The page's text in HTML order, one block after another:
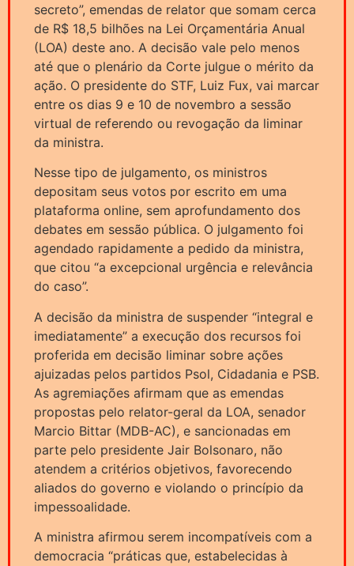
secreto”, emendas de relator que somam cerca
de R$ 18,5 bilhões na Lei Orçamentária Anual
(LOA) deste ano. A decisão vale pelo menos
até que o plenário da Corte julgue o mérito da
ação. O presidente do STF, Luiz Fux, vai marcar
entre os dias 9 e 10 de novembro a sessão
virtual de referendo ou revogação da liminar
da ministra.
Nesse tipo de julgamento, os ministros
depositam seus votos por escrito em uma
plataforma online, sem aprofundamento dos
debates em sessão pública. O julgamento foi
agendado rapidamente a pedido da ministra,
que citou “a excepcional urgência e relevância
do caso”.
A decisão da ministra de suspender “integral e
imediatamente” a execução dos recursos foi
proferida em decisão liminar sobre ações
ajuizadas pelos partidos Psol, Cidadania e PSB.
As agremiações afirmam que as emendas
propostas pelo relator-geral da LOA, senador
Marcio Bittar (MDB-AC), e sancionadas em
parte pelo presidente Jair Bolsonaro, não
atendem a critérios objetivos, favorecendo
aliados do governo e violando o princípio da
impessoalidade.
A ministra afirmou serem incompatíveis com a
democracia “práticas que, estabelecidas à